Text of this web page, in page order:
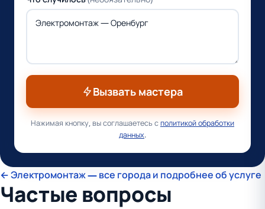
Вызвать мастера
Нажимая кнопку, вы соглашаетесь сполитикой обработки
данных.
← Электромонтаж — все города и подробнее об услуге
Частые вопросы